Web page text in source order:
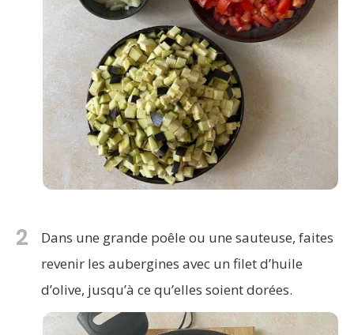
2
Dans une grande poêle ou une sauteuse, faites
revenir les aubergines avec un filet d’huile
d’olive, jusqu’à ce qu’elles soient dorées.